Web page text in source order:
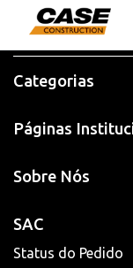
Categorias
Páginas
Sobre Nós
SAC
Status do Pedido